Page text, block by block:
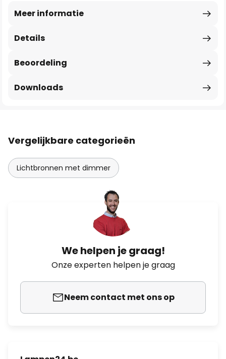
Details
Meer informatie
Beoordeling
Downloads
Vergelijkbare categorieën
Lichtbronnen met dimmer
We helpen je graag!
Onze experten helpen je graag
Neem contact met ons op